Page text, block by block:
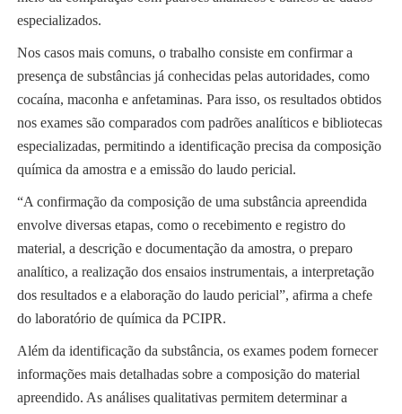
especializados.
Nos casos mais comuns, o trabalho consiste em confirmar a
presença de substâncias já conhecidas pelas autoridades, como
cocaína, maconha e anfetaminas. Para isso, os resultados obtidos
nos exames são comparados com padrões analíticos e bibliotecas
especializadas, permitindo a identificação precisa da composição
química da amostra e a emissão do laudo pericial.
“A confirmação da composição de uma substância apreendida
envolve diversas etapas, como o recebimento e registro do
material, a descrição e documentação da amostra, o preparo
analítico, a realização dos ensaios instrumentais, a interpretação
dos resultados e a elaboração do laudo pericial”, afirma a chefe
do laboratório de química da PCIPR.
Além da identificação da substância, os exames podem fornecer
informações mais detalhadas sobre a composição do material
apreendido. As análises qualitativas permitem determinar a